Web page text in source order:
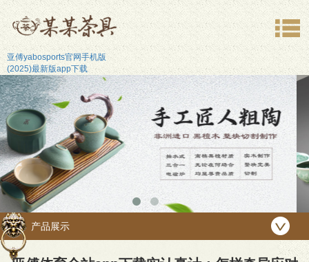
亚傅yabosports官网手机版
(2025)最新版app下载
产品展示